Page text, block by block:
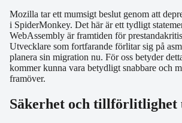
Mozilla tar ett mumsigt beslut genom att
i SpiderMonkey. Det här är ett tydligt
WebAssembly är framtiden för
Utvecklare som fortfarande förlitar sig på
planera sin migration nu. För oss betyder
kommer kunna vara betydligt snabbare och
framöver.
Säkerhet och tillförlitlighet